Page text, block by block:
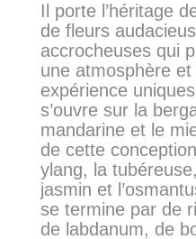
Il porte l’héritage
de fleurs
accrocheuses qui
une atmosphère et
expérience
s’ouvre sur la
mandarine et le
de cette
ylang, la
jasmin et
se termine par de
de labdanum, de